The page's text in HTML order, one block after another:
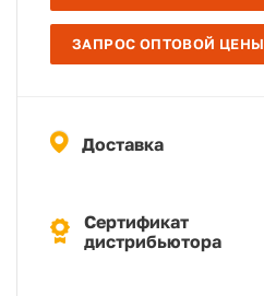
ЗАПРОС ОПТОВОЙ ЦЕНЫ
Доставка
Сертификат
дистрибьютора